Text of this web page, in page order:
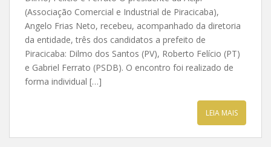
(Associação Comercial e Industrial de Piracicaba),
Angelo Frias Neto, recebeu, acompanhado da diretoria
da entidade, três dos candidatos a prefeito de
Piracicaba: Dilmo dos Santos (PV), Roberto Felício (PT)
e Gabriel Ferrato (PSDB). O encontro foi realizado de
forma individual […]
LEIA MAIS